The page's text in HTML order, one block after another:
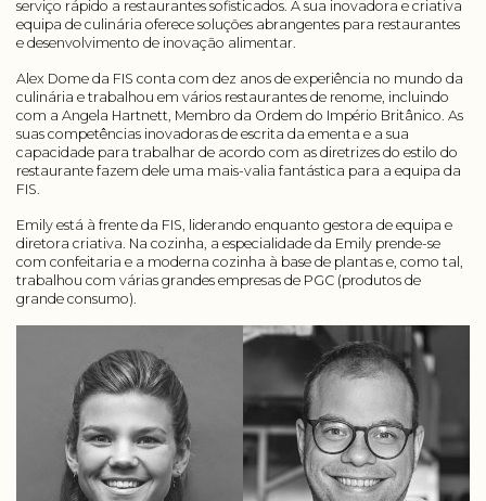
serviço rápido a restaurantes sofisticados. A sua inovadora e criativa
equipa de culinária oferece soluções abrangentes para restaurantes
e desenvolvimento de inovação alimentar.
Alex Dome da FIS conta com dez anos de experiência no mundo da
culinária e trabalhou em vários restaurantes de renome, incluindo
com a Angela Hartnett, Membro da Ordem do Império Britânico. As
suas competências inovadoras de escrita da ementa e a sua
capacidade para trabalhar de acordo com as diretrizes do estilo do
restaurante fazem dele uma mais-valia fantástica para a equipa da
FIS.
Emily está à frente da FIS, liderando enquanto gestora de equipa e
diretora criativa. Na cozinha, a especialidade da Emily prende-se
com confeitaria e a moderna cozinha à base de plantas e, como tal,
trabalhou com várias grandes empresas de PGC (produtos de
grande consumo).